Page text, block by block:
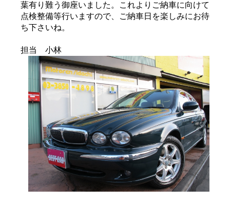
葉有り難う御座いました。これよりご納車に向けて
点検整備等行いますので、ご納車日を楽しみにお待
ち下さいね。
担当 小林